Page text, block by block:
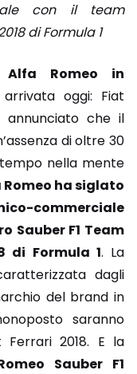
con il team
di Formula 1
Alfa Romeo in
arrivata oggi: Fiat
annunciato che il
di oltre 30
nella mente
Romeo ha siglato
commerciale
Sauber F1 Team
di Formula 1. La
dagli
del brand in
saranno
2018. E la
Sauber F1